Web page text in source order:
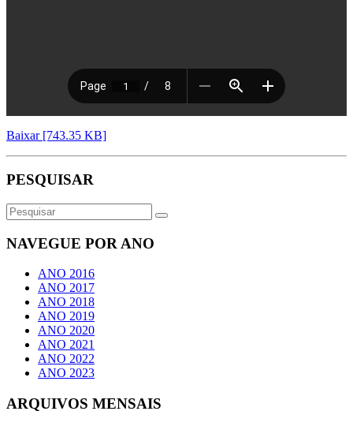
Baixar [743.35 KB]
PESQUISAR
NAVEGUE POR ANO
ANO 2016
ANO 2017
ANO 2018
ANO 2019
ANO 2020
ANO 2021
ANO 2022
ANO 2023
ARQUIVOS MENSAIS